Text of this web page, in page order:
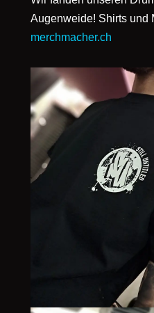
Augenweide! Shirts und
merchmacher.ch